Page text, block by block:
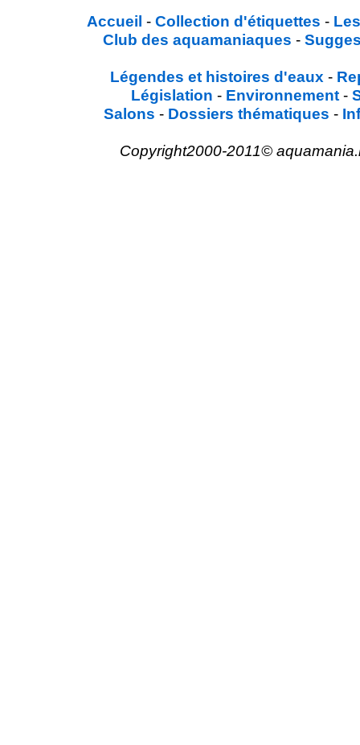
Accueil - Collection d'étiquettes -
Club des aquamaniaques -
Légendes et histoires d'eaux -
Législation - Environnement -
Salons - Dossiers thématiques -
Copyright2000-2011©